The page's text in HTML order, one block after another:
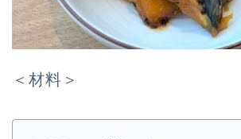
＜材料＞